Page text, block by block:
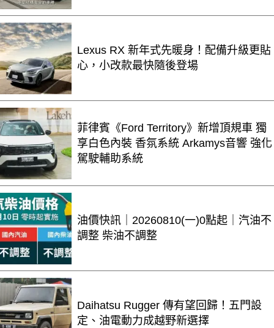
Lexus RX 新年式先暖身！配備升級更貼
心，小改款最快隨後登場
菲律賓《Ford Territory》新增頂規車 獨
享白色內裝 香氛系統 Arkamys音響 強化
駕駛輔助系統
油價快訊｜20260810(一)0點起｜汽油不
調整 柴油不調整
Daihatsu Rugger 傳有望回歸！五門設
定、油電動力成越野新選擇